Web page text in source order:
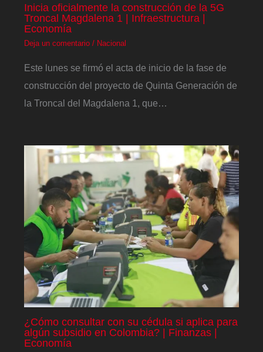
Inicia oficialmente la construcción de la 5G
Troncal Magdalena 1 | Infraestructura |
Economía
Deja un comentario / Nacional
Este lunes se firmó el acta de inicio de la fase de
construcción del proyecto de Quinta Generación de
la Troncal del Magdalena 1, que…
¿Cómo consultar con su cédula si aplica para
algún subsidio en Colombia? | Finanzas |
Economía